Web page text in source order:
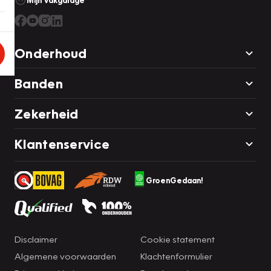
Onderhoud
Banden
Zekerheid
Klantenservice
GroenGedaan!
Disclaimer
Algemene voorwaarden
Cookie statement
Klachtenformulier